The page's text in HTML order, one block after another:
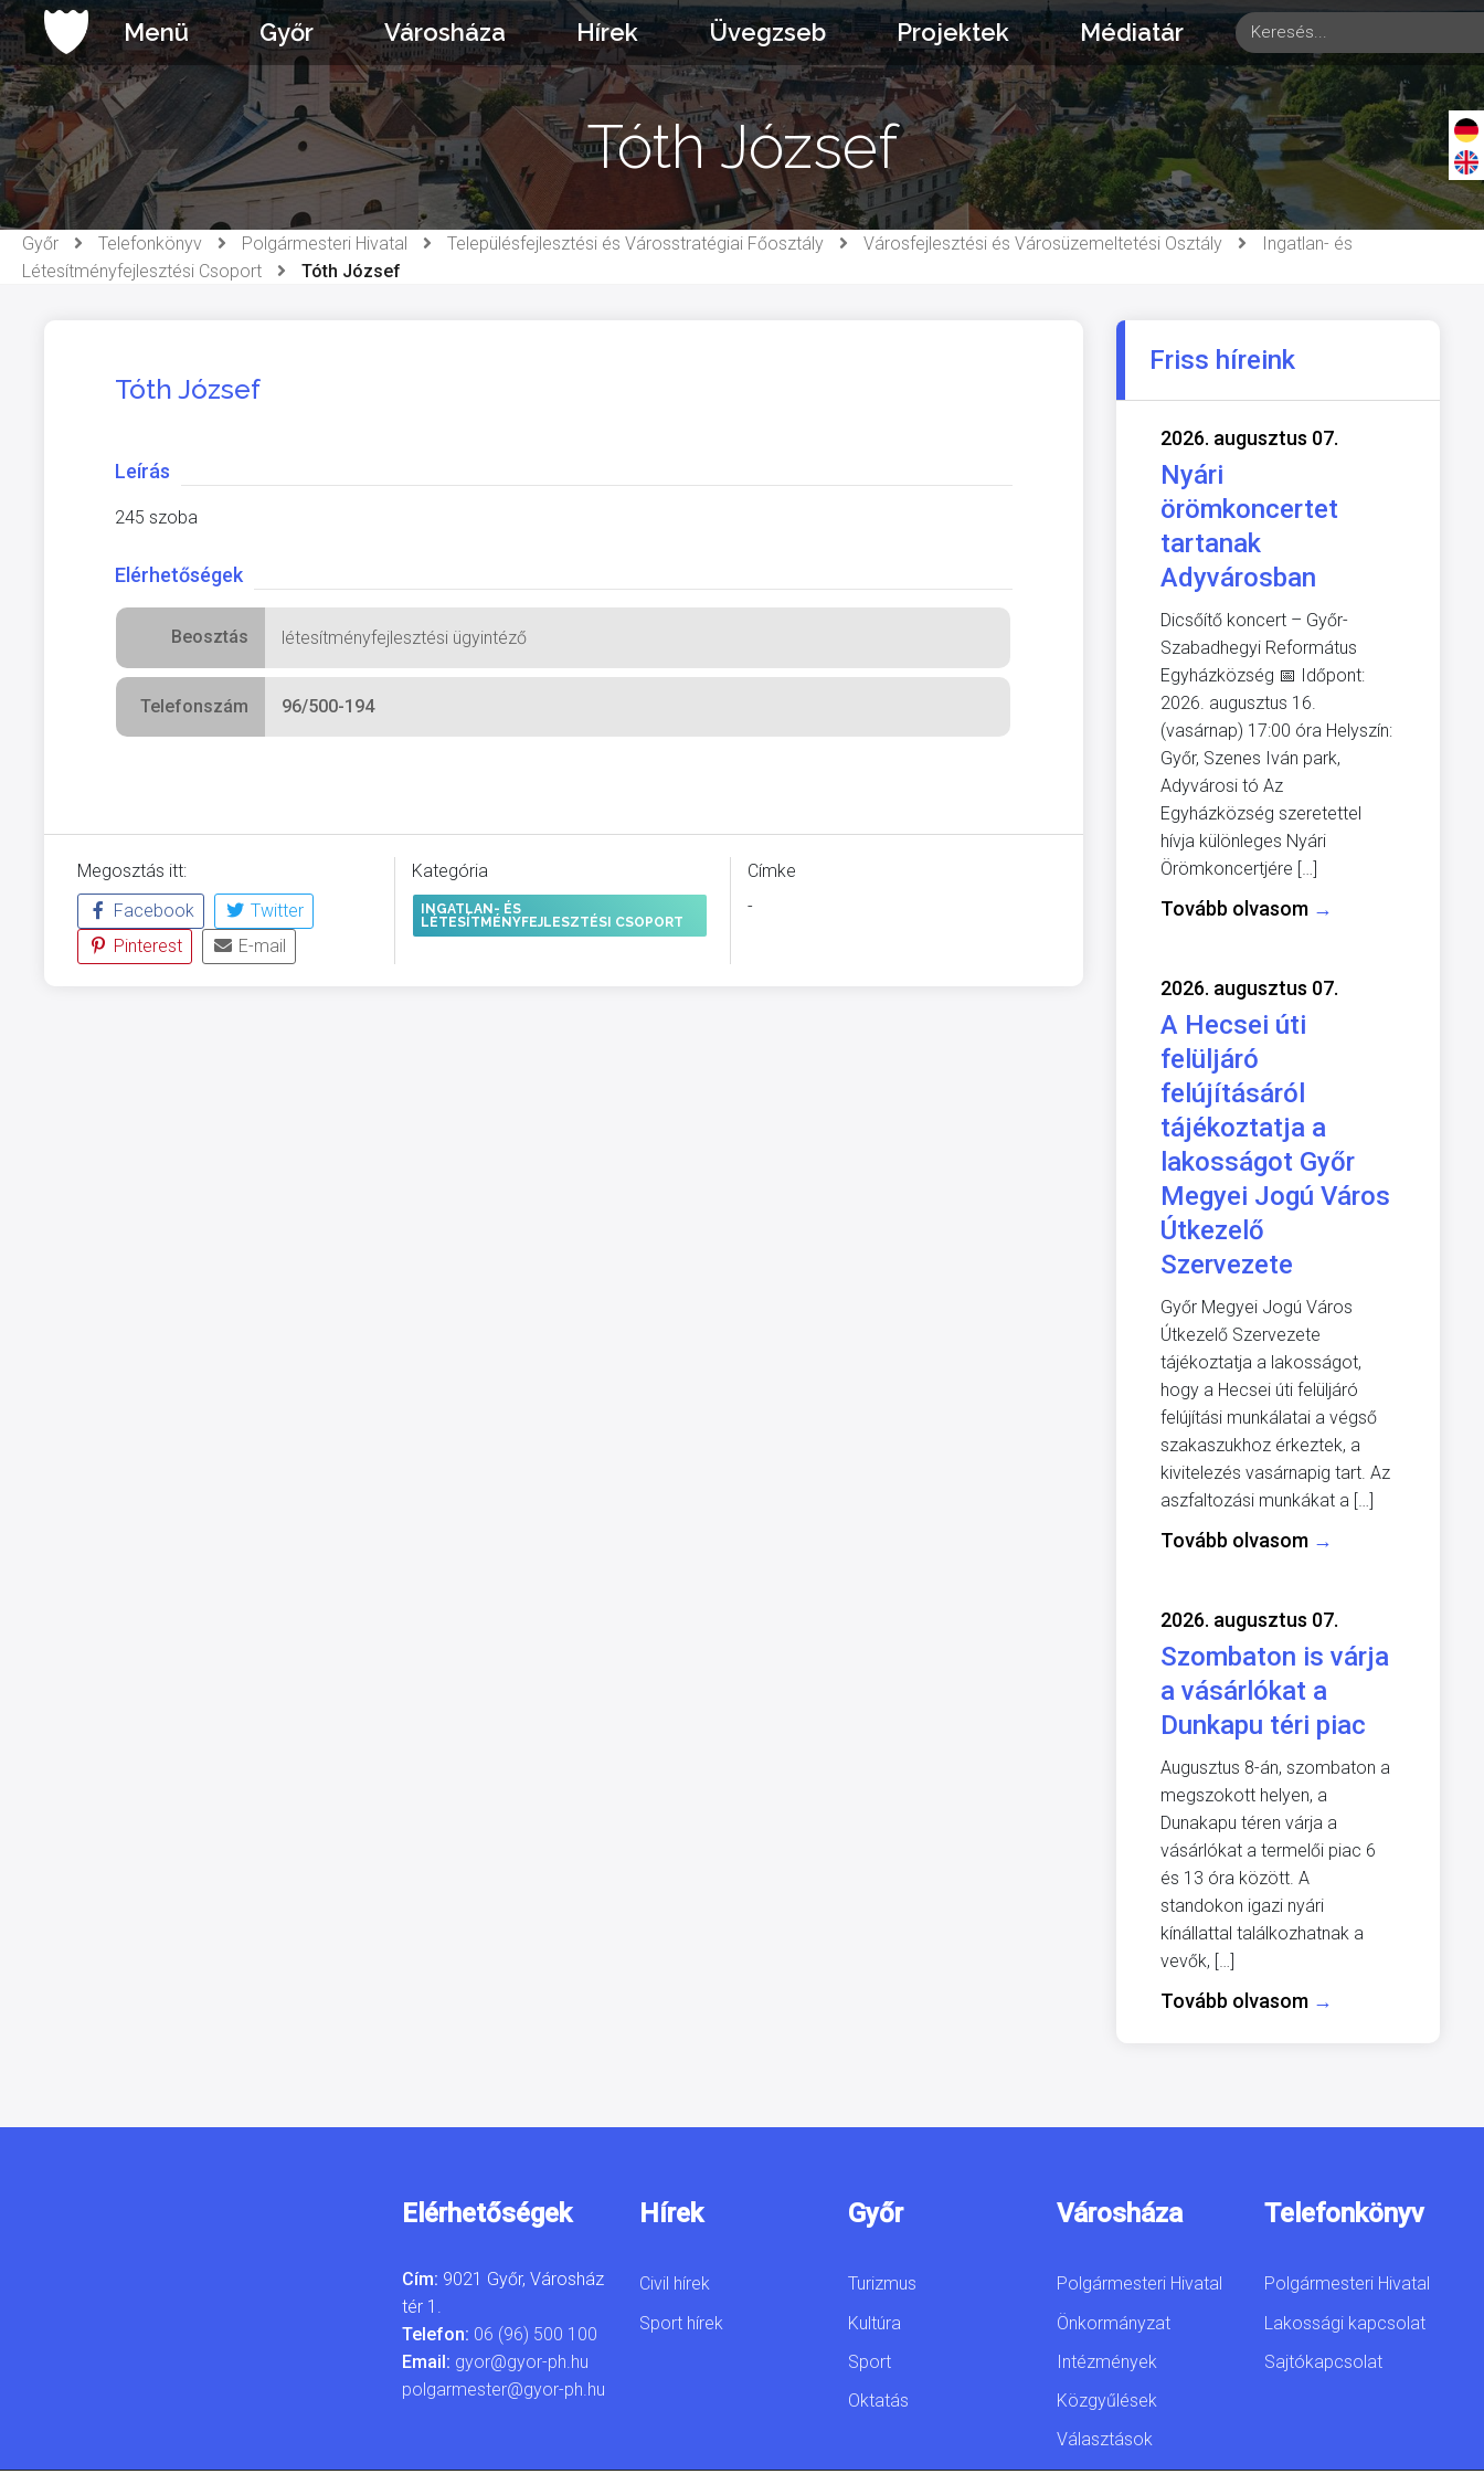
Ugrás
a
tartalomhoz
Menü Győr Városháza Hírek Üvegzseb Projektek Médiatár
Tóth József
Győr Telefonkönyv Polgármesteri Hivatal Településfejlesztési és Városstratégiai Főosztály Városfejlesztési és Városüzemeltetési Osztály
Ingatlan- és
Létesítményfejlesztési Csoport
Tóth József
Tóth József
Leírás
245 szoba
Elérhetőségek
Beosztás létesítményfejlesztési ügyintéző
Telefonszám 96/500-194
Megosztás itt:
Facebook
Twitter
Pinterest
E-mail
Kategória
INGATLAN- ÉS
LÉTESÍTMÉNYFEJLESZTÉSI CSOPORT
Címke
-
Friss híreink
2026. augusztus 07.
Nyári
örömkoncertet
tartanak
Adyvárosban
Dicsőítő koncert – Győr-
Szabadhegyi Református
Egyházközség 📅 Időpont:
2026. augusztus 16.
(vasárnap) 17:00 óra Helyszín:
Győr, Szenes Iván park,
Adyvárosi tó Az
Egyházközség szeretettel
hívja különleges Nyári
Örömkoncertjére […]
Tovább olvasom →
2026. augusztus 07.
A Hecsei úti
felüljáró
felújításáról
tájékoztatja a
lakosságot Győr
Megyei Jogú Város
Útkezelő
Szervezete
Győr Megyei Jogú Város
Útkezelő Szervezete
tájékoztatja a lakosságot,
hogy a Hecsei úti felüljáró
felújítási munkálatai a végső
szakaszukhoz érkeztek, a
kivitelezés vasárnapig tart. Az
aszfaltozási munkákat a […]
Tovább olvasom →
2026. augusztus 07.
Szombaton is várja
a vásárlókat a
Dunkapu téri piac
Augusztus 8-án, szombaton a
megszokott helyen, a
Dunakapu téren várja a
vásárlókat a termelői piac 6
és 13 óra között. A
standokon igazi nyári
kínállattal találkozhatnak a
vevők, […]
Tovább olvasom →
Elérhetőségek
Cím: 9021 Győr, Városház
tér 1.
Telefon: 06 (96) 500 100
Email: gyor@gyor-ph.hu
polgarmester@gyor-ph.hu
Hírek
Civil hírek
Sport hírek
Győr
Turizmus
Kultúra
Sport
Oktatás
Városháza
Polgármesteri Hivatal
Önkormányzat
Intézmények
Közgyűlések
Választások
Telefonkönyv
Polgármesteri Hivatal
Lakossági kapcsolat
Sajtókapcsolat